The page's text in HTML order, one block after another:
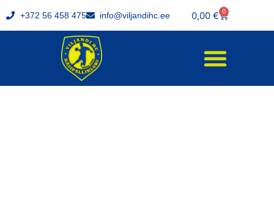
+372 56 458 475 info@viljandihc.ee 0,00 € 0